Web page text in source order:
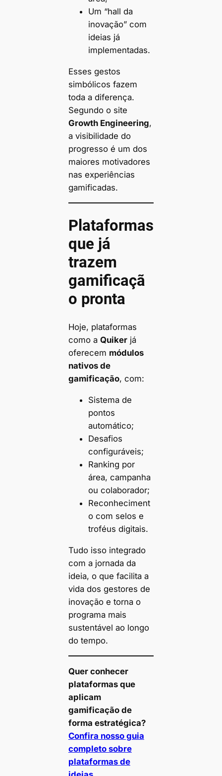
Um “hall da
inovação” com
ideias já
implementadas.
Esses gestos
simbólicos fazem
toda a diferença.
Segundo o site
Growth Engineering,
a visibilidade do
progresso é um dos
maiores motivadores
nas experiências
gamificadas.
Plataformas
que já
trazem
gamificaçã
o pronta
Hoje, plataformas
como a Quikerjá
oferecem módulos
nativos de
gamificação, com:
Sistema de
pontos
automático;
Desafios
configuráveis;
Ranking por
área, campanha
ou colaborador;
Reconheciment
o com selos e
troféus digitais.
Tudo isso integrado
com a jornada da
ideia, o que facilita a
vida dos gestores de
inovação e torna o
programa mais
sustentável ao longo
do tempo.
Quer conhecer
plataformas que
aplicam
gamificação de
forma estratégica?
Confira nosso guia
completo sobre
plataformas de